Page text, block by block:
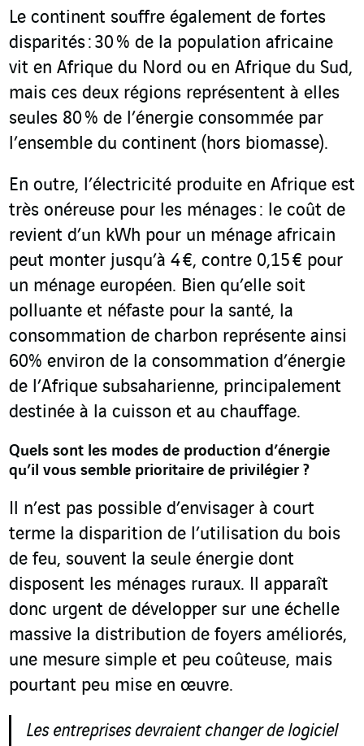
Le continent souffre également de fortes
disparités : 30 % de la population africaine
vit en Afrique du Nord ou en Afrique du Sud,
mais ces deux régions représentent à elles
seules 80 % de l’énergie consommée par
l’ensemble du continent (hors biomasse).
En outre, l’électricité produite en Afrique est
très onéreuse pour les ménages : le coût de
revient d’un kWh pour un ménage africain
peut monter jusqu’à 4 €, contre 0,15 € pour
un ménage européen. Bien qu’elle soit
polluante et néfaste pour la santé, la
consommation de charbon représente ainsi
60% environ de la consommation d’énergie
de l’Afrique subsaharienne, principalement
destinée à la cuisson et au chauffage.
Quels sont les modes de production d’énergie
qu’il vous semble prioritaire de privilégier ?
Il n’est pas possible d’envisager à court
terme la disparition de l’utilisation du bois
de feu, souvent la seule énergie dont
disposent les ménages ruraux. Il apparaît
donc urgent de développer sur une échelle
massive la distribution de foyers améliorés,
une mesure simple et peu coûteuse, mais
pourtant peu mise en œuvre.
Les entreprises devraient changer de logiciel